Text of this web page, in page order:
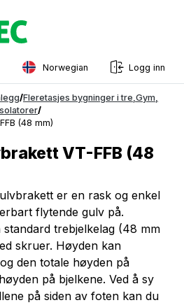
Norwegian
English
Swedish
Estonian
Finnish
Danish
Logg inn
/Fleretasjes bygninger i tre Gym
/
(48 mm)
VT-FFB (48
er en rask og enkel
flytende gulv på.
trebjelkelag (48 mm
skruer. Høyden kan
den totale høyden på
på bjelkene. Ved å sy
på siden av foten kan du